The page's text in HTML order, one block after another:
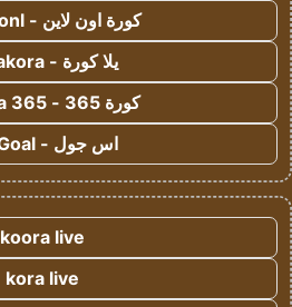
كورة اون لاين - koora onl
يلا كورة - yallakora
كورة 365 - kooora 365
اس جول - AS Goal
koora live
kora live